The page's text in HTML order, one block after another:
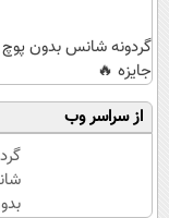
جایزه 🔥
از سراسر وب